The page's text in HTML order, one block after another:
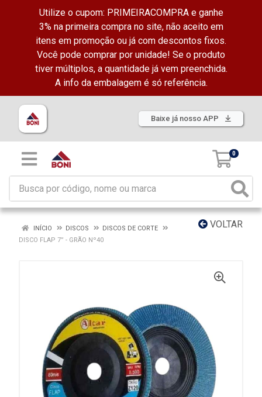
Utilize o cupom: PRIMEIRACOMPRA e ganhe
3% na primeira compra no site, não aceito em
itens em promoção ou já com descontos fixos.
Você pode comprar por unidade! Se o produto
tiver múltiplos, a quantidade já vem preenchida.
A info da embalagem é só referência.
Baixe já nosso APP
0
VOLTAR
INÍCIO DISCOS
DISCOS DE CORTE
DISCO FLAP 7” - GRÃO Nº40